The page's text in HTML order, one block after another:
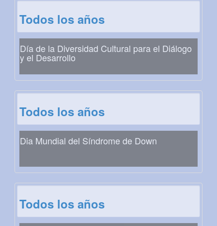
Todos los años
Día de la Diversidad Cultural para el Diálogo
y el Desarrollo
Todos los años
Dia Mundial del Síndrome de Down
Todos los años